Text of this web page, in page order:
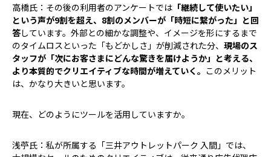
高橋氏：その後の利用者のアンケートでは 「継続して使いたい」
という声が9割を超え、8割のメンバーが「時短に繋がった」と回
答しています。外部との細かな調整や、イメージを形にするまで
のタイムロスといった「もどかしさ」が削減された分、 現場のス
タッフが「次にお客さまにどんな驚きを届けようか」と考える、
より本質的でクリエイティブな時間が増えていく。 このメリット
は、かなり大きいと思います。
――現在、どのようにツールを活用していますか。
浅苧氏：私が所属する「三井アウトレットパーク 入間」では、